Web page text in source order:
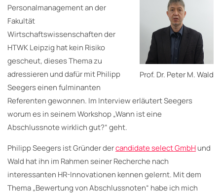
Prof. Dr. Peter M. Wald
Personalmanagement an der
Fakultät
Wirtschaftswissenschaften der
HTWK Leipzig hat kein Risiko
gescheut, dieses Thema zu
adressieren und dafür mit Philipp
Seegers einen fulminanten
Referenten gewonnen. Im Interview erläutert Seegers
worum es in seinem Workshop „Wann ist eine
Abschlussnote wirklich gut?“ geht.
Philipp Seegers ist Gründer dercandidate select GmbHund
Wald hat ihn im Rahmen seiner Recherche nach
interessanten HR-Innovationen kennen gelernt. Mit dem
Thema „Bewertung von Abschlussnoten“ habe ich mich